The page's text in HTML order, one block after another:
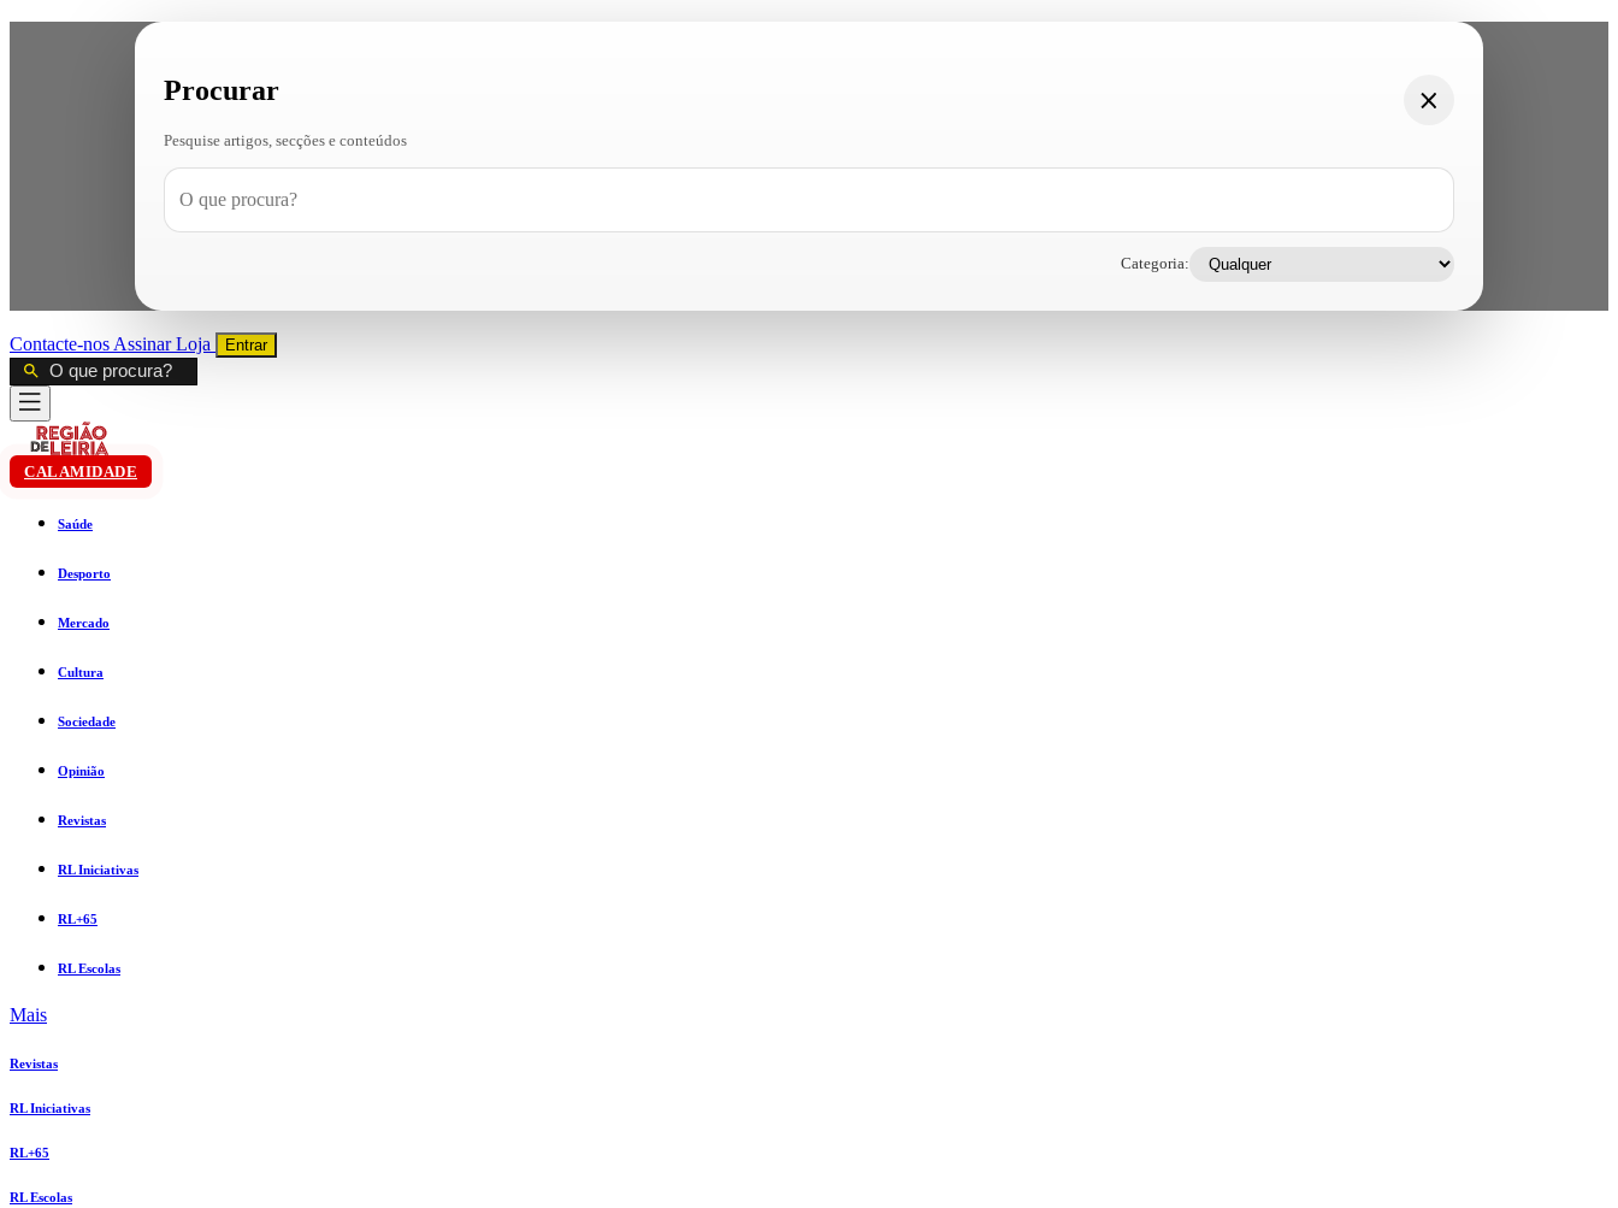
Procurar
Pesquise artigos, secções e conteúdos
Categoria:
Contacte-nos AssinarLoja Entrar
CALAMIDADE
Saúde
Desporto
Mercado
Cultura
Sociedade
Opinião
Revistas
RL Iniciativas
RL+65
RL Escolas
Mais
Revistas
RL Iniciativas
RL+65
RL Escolas